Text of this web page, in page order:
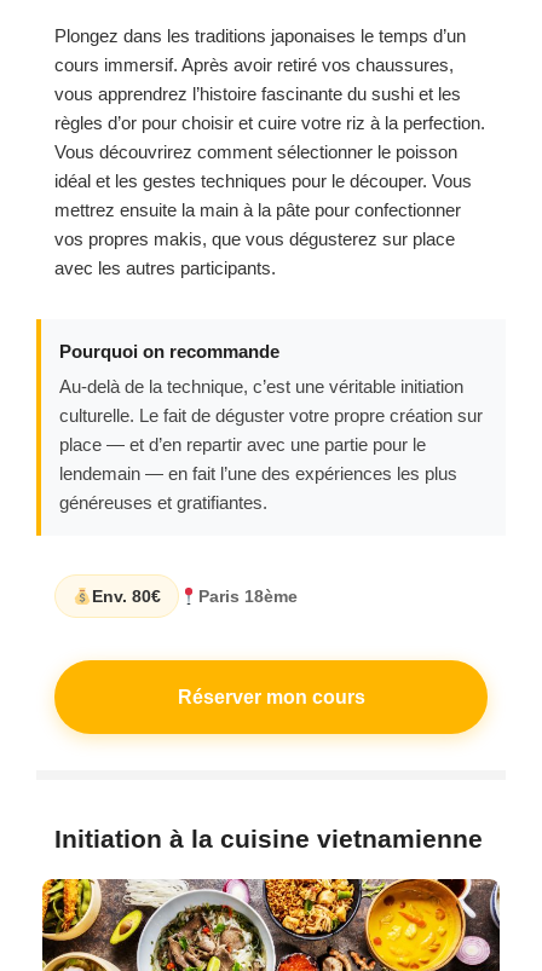
Plongez dans les traditions japonaises le temps d’un
cours immersif. Après avoir retiré vos chaussures,
vous apprendrez l’histoire fascinante du sushi et les
règles d’or pour choisir et cuire votre riz à la perfection.
Vous découvrirez comment sélectionner le poisson
idéal et les gestes techniques pour le découper. Vous
mettrez ensuite la main à la pâte pour confectionner
vos propres makis, que vous dégusterez sur place
avec les autres participants.
Pourquoi on recommande
Au-delà de la technique, c’est une véritable initiation
culturelle. Le fait de déguster votre propre création sur
place — et d’en repartir avec une partie pour le
lendemain — en fait l’une des expériences les plus
généreuses et gratifiantes.
Env. 80€ Paris 18ème
Réserver mon cours
Initiation à la cuisine vietnamienne